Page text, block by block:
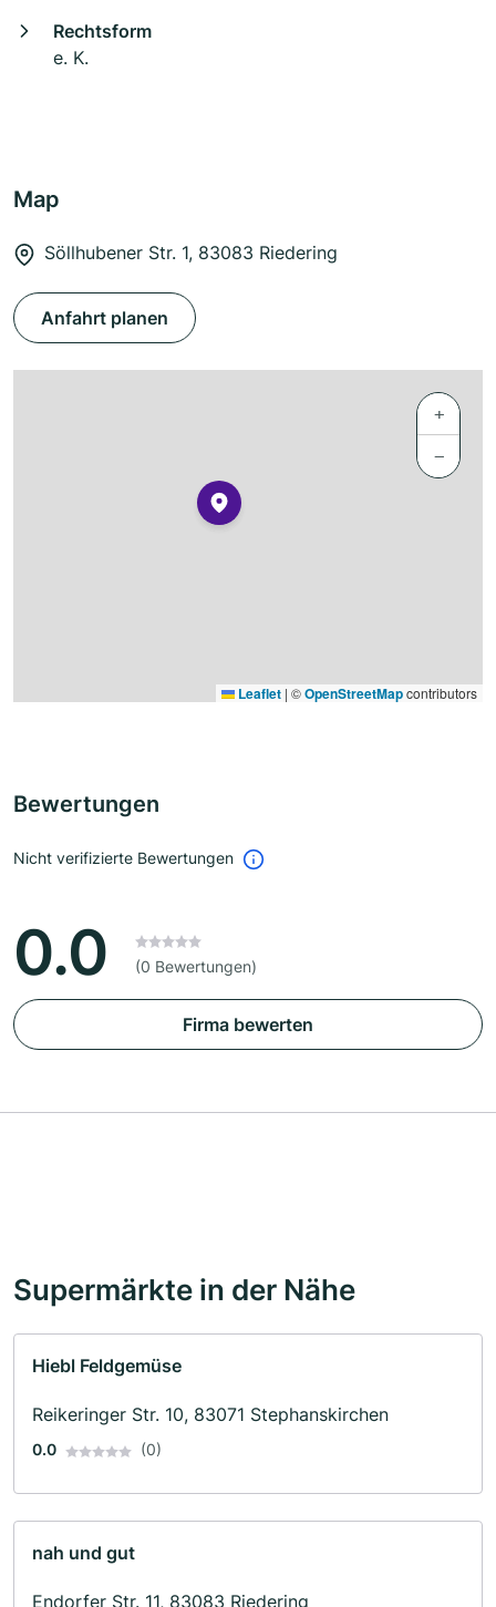
Rechtsform
e. K.
Map
Söllhubener Str. 1, 83083 Riedering
Anfahrt planen
+
−
Leaflet | ©OpenStreetMapcontributors
Bewertungen
Nicht verifizierte Bewertungen
0.0 (0 Bewertungen)
Firma bewerten
Supermärkte in der Nähe
Hiebl Feldgemüse
Reikeringer Str. 10, 83071 Stephanskirchen
0.0 (0)
nah und gut
Endorfer Str. 11, 83083 Riedering